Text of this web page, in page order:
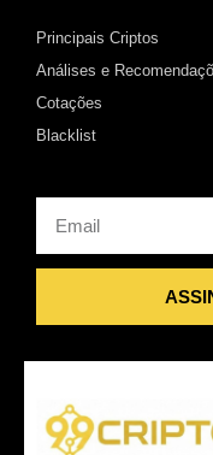
Principais Criptos
Análises e
Cotações
Blacklist